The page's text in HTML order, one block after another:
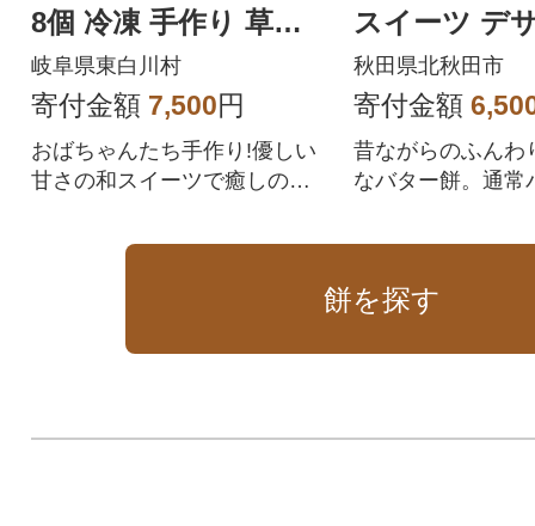
8個 冷凍 手作り 草餅
つぶあん たい焼き 和
菓子 小豆
岐阜県東白川村
寄付金額 7,500円
おばちゃんたち手作り!優しい
甘さの和スイーツで癒しのひ
スイーツ デ
md-010201
秋田県北秋田市
寄付金額
昔ながらのふんわ
なバター餅。通常
す。
餅を探す